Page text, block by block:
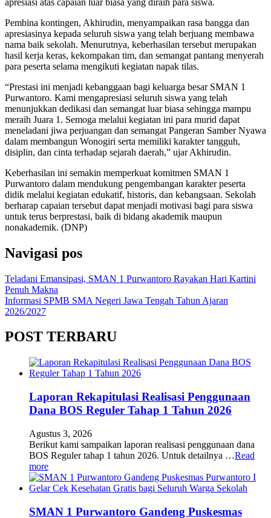
Pembina kontingen, Akhirudin, menyampaikan rasa bangga dan
apresiasinya kepada seluruh siswa yang telah berjuang membawa
nama baik sekolah. Menurutnya, keberhasilan tersebut merupakan
hasil kerja keras, kekompakan tim, dan semangat pantang menyerah
para peserta selama mengikuti kegiatan napak tilas.
“Prestasi ini menjadi kebanggaan bagi keluarga besar SMAN 1
Purwantoro. Kami mengapresiasi seluruh siswa yang telah
menunjukkan dedikasi dan semangat luar biasa sehingga mampu
meraih Juara 1. Semoga melalui kegiatan ini para murid dapat
meneladani jiwa perjuangan dan semangat Pangeran Samber Nyawa
dalam membangun Wonogiri serta memiliki karakter tangguh,
disiplin, dan cinta terhadap sejarah daerah,” ujar Akhirudin.
Keberhasilan ini semakin memperkuat komitmen SMAN 1
Purwantoro dalam mendukung pengembangan karakter peserta
didik melalui kegiatan edukatif, historis, dan kebangsaan. Sekolah
berharap capaian tersebut dapat menjadi motivasi bagi para siswa
untuk terus berprestasi, baik di bidang akademik maupun
nonakademik. (DNP)
Navigasi pos
Teladani Emansipasi, SMAN 1 Purwantoro Rayakan Hari Kartini
Penuh Makna
Informasi SPMB SMA Negeri Jawa Tengah Tahun Ajaran
2026/2027
POST TERBARU
Laporan Rekapitulasi Realisasi Penggunaan
Dana BOS Reguler Tahap 1 Tahun 2026
Agustus 3, 2026
Berikut kami sampaikan laporan realisasi penggunaan dana
BOS Reguler tahap 1 tahun 2026. Untuk detailnya …Read
more
SMAN 1 Purwantoro Gandeng Puskesmas